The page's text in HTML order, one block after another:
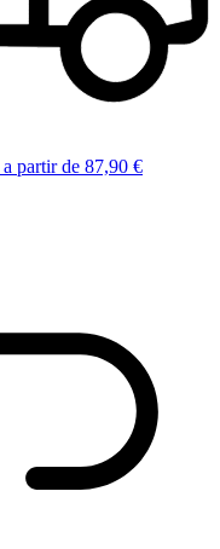
a partir de 87,90 €